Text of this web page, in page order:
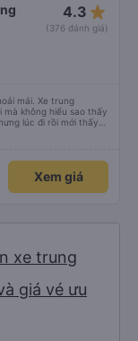
4.3 star_rate
(376 đánh giá)
mái. Xe trung
không hiểu sao thấy
lúc đi rồi mới thấy
Mọi người ủng hộ
nhìn thương. Chúc
Xem giá
xe trung
giá vé ưu